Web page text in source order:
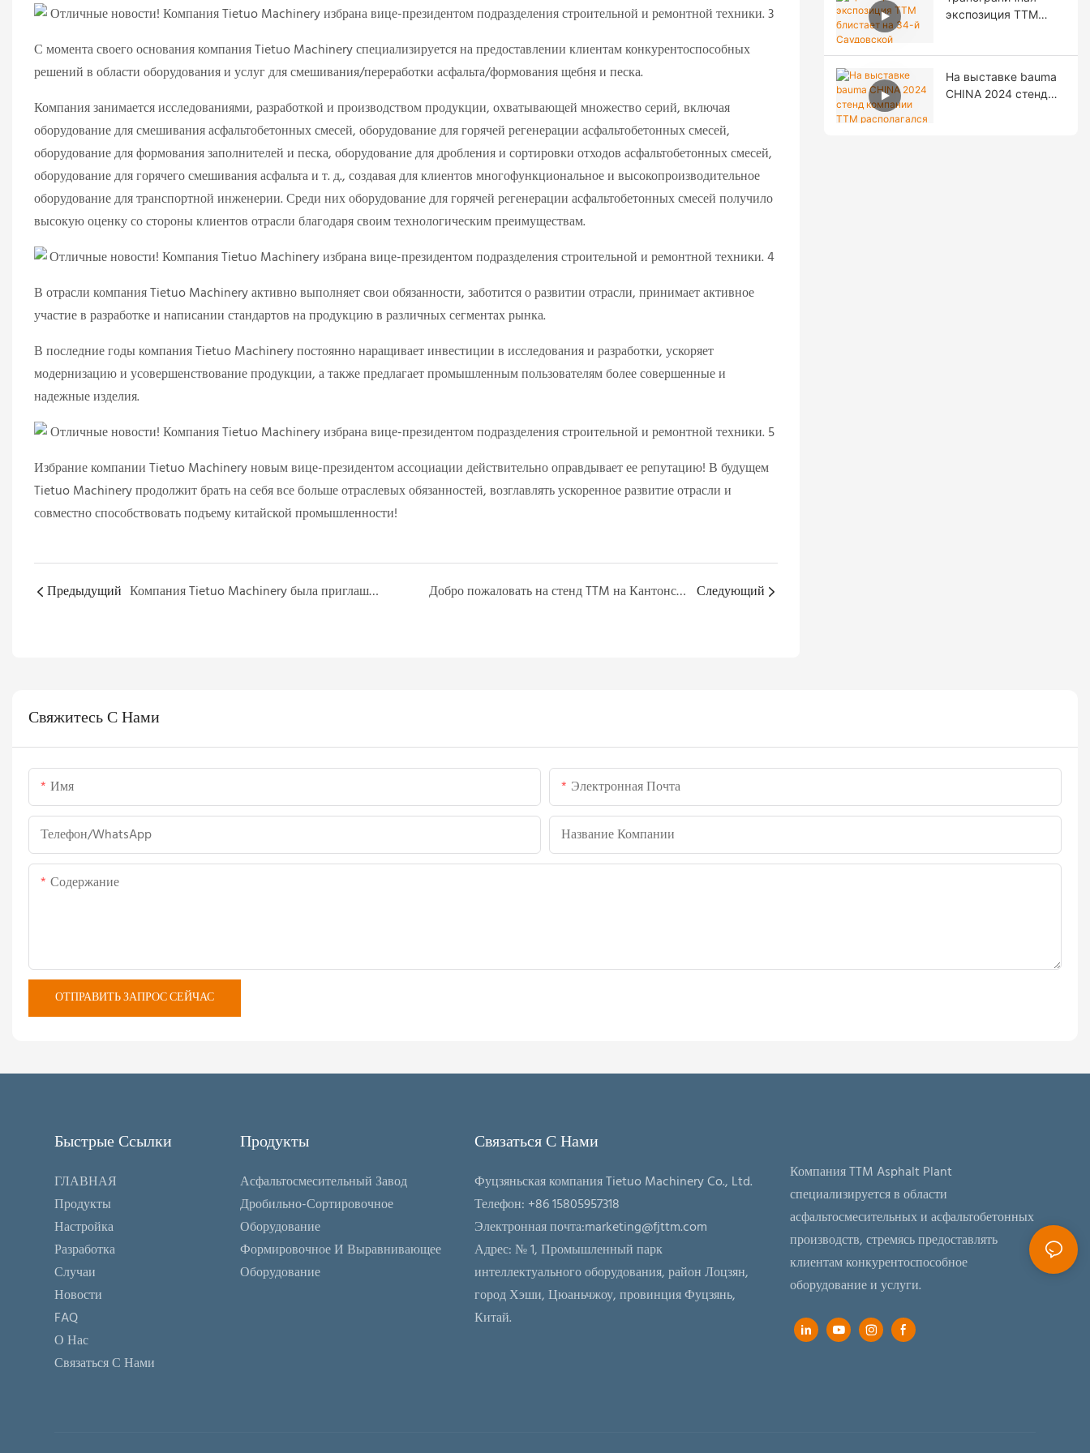
С момента своего основания компания Tietuo Machinery специализируется на предоставлении клиентам конкурентоспособных
решений в области оборудования и услуг для смешивания/переработки асфальта/формования щебня и песка.
Компания занимается исследованиями, разработкой и производством продукции, охватывающей множество серий, включая
оборудование для смешивания асфальтобетонных смесей, оборудование для горячей регенерации асфальтобетонных смесей,
оборудование для формования заполнителей и песка, оборудование для дробления и сортировки отходов асфальтобетонных смесей,
оборудование для горячего смешивания асфальта и т. д., создавая для клиентов многофункциональное и высокопроизводительное
оборудование для транспортной инженерии. Среди них оборудование для горячей регенерации асфальтобетонных смесей получило
высокую оценку со стороны клиентов отрасли благодаря своим технологическим преимуществам.
В отрасли компания Tietuo Machinery активно выполняет свои обязанности, заботится о развитии отрасли, принимает активное
участие в разработке и написании стандартов на продукцию в различных сегментах рынка.
В последние годы компания Tietuo Machinery постоянно наращивает инвестиции в исследования и разработки, ускоряет
модернизацию и усовершенствование продукции, а также предлагает промышленным пользователям более совершенные и
надежные изделия.
Избрание компании Tietuo Machinery новым вице-президентом ассоциации действительно оправдывает ее репутацию! В будущем
Tietuo Machinery продолжит брать на себя все больше отраслевых обязанностей, возглавлять ускоренное развитие отрасли и
совместно способствовать подъему китайской промышленности!
Предыдущий Компания Tietuo Machinery была приглашена продемонстрировать свои технологические разработки профессиональному сообществу специалистов по управлению муниципальными объектами. Добро пожаловать на стенд TTM на Кантонской ярмарке! Следующий
фондовой бирже!
экспозиция TTM
выставке
строительных
На выставке bauma
CHINA 2024 стенд
Свяжитесь С Нами
Имя Электронная Почта
Телефон/WhatsApp Название Компании
Содержание
ОТПРАВИТЬ ЗАПРОС СЕЙЧАС
Быстрые Ссылки
ГЛАВНАЯ
Продукты
Настройка
Разработка
Случаи
Новости
FAQ
О Нас
Связаться С Нами
Продукты
Асфальтосмесительный Завод
Дробильно-Сортировочное
Оборудование
Формировочное И Выравнивающее
Оборудование
Связаться С Нами
Фуцзяньская компания Tietuo Machinery Co., Ltd.
Телефон: +86 15805957318
Электронная почта:marketing@fjttm.com
Адрес: № 1, Промышленный парк
интеллектуального оборудования, район Лоцзян,
город Хэши, Цюаньчжоу, провинция Фуцзянь,
Китай.
Компания TTM Asphalt Plant
специализируется в области
асфальтосмесительных и асфальтобетонных
производств, стремясь предоставлять
клиентам конкурентоспособное
оборудование и услуги.